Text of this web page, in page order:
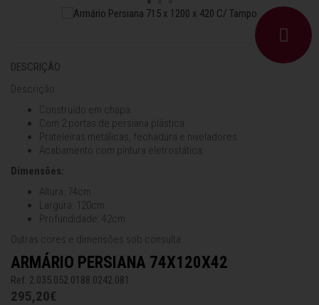
ARMÁRIO PERSIANA 74X120X42
Ref. 2.035.052.0188.0242.081
295,20€
DESCRIÇÃO
Descrição
Construído em chapa.
Com 2 portas de persiana plástica.
Prateleiras metálicas, fechadura e niveladores.
Acabamento com pintura eletrostática.
Dimensões:
Altura: 74cm
Largura: 120cm
Profundidade: 42cm
Outras cores e dimensões sob consulta